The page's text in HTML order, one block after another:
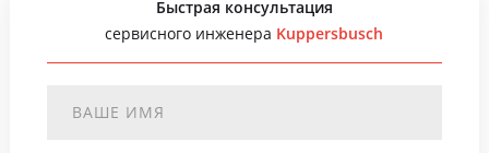
Быстрая консультация
сервисного инженера Kuppersbusch